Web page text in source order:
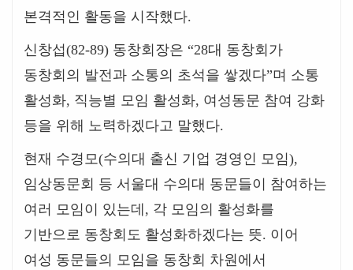
본격적인 활동을 시작했다.
신창섭(82-89) 동창회장은 “28대 동창회가
동창회의 발전과 소통의 초석을 쌓겠다”며 소통
활성화, 직능별 모임 활성화, 여성동문 참여 강화
등을 위해 노력하겠다고 말했다.
현재 수경모(수의대 출신 기업 경영인 모임),
임상동문회 등 서울대 수의대 동문들이 참여하는
여러 모임이 있는데, 각 모임의 활성화를
기반으로 동창회도 활성화하겠다는 뜻. 이어
여성 동문들의 모임을 동창회 차원에서